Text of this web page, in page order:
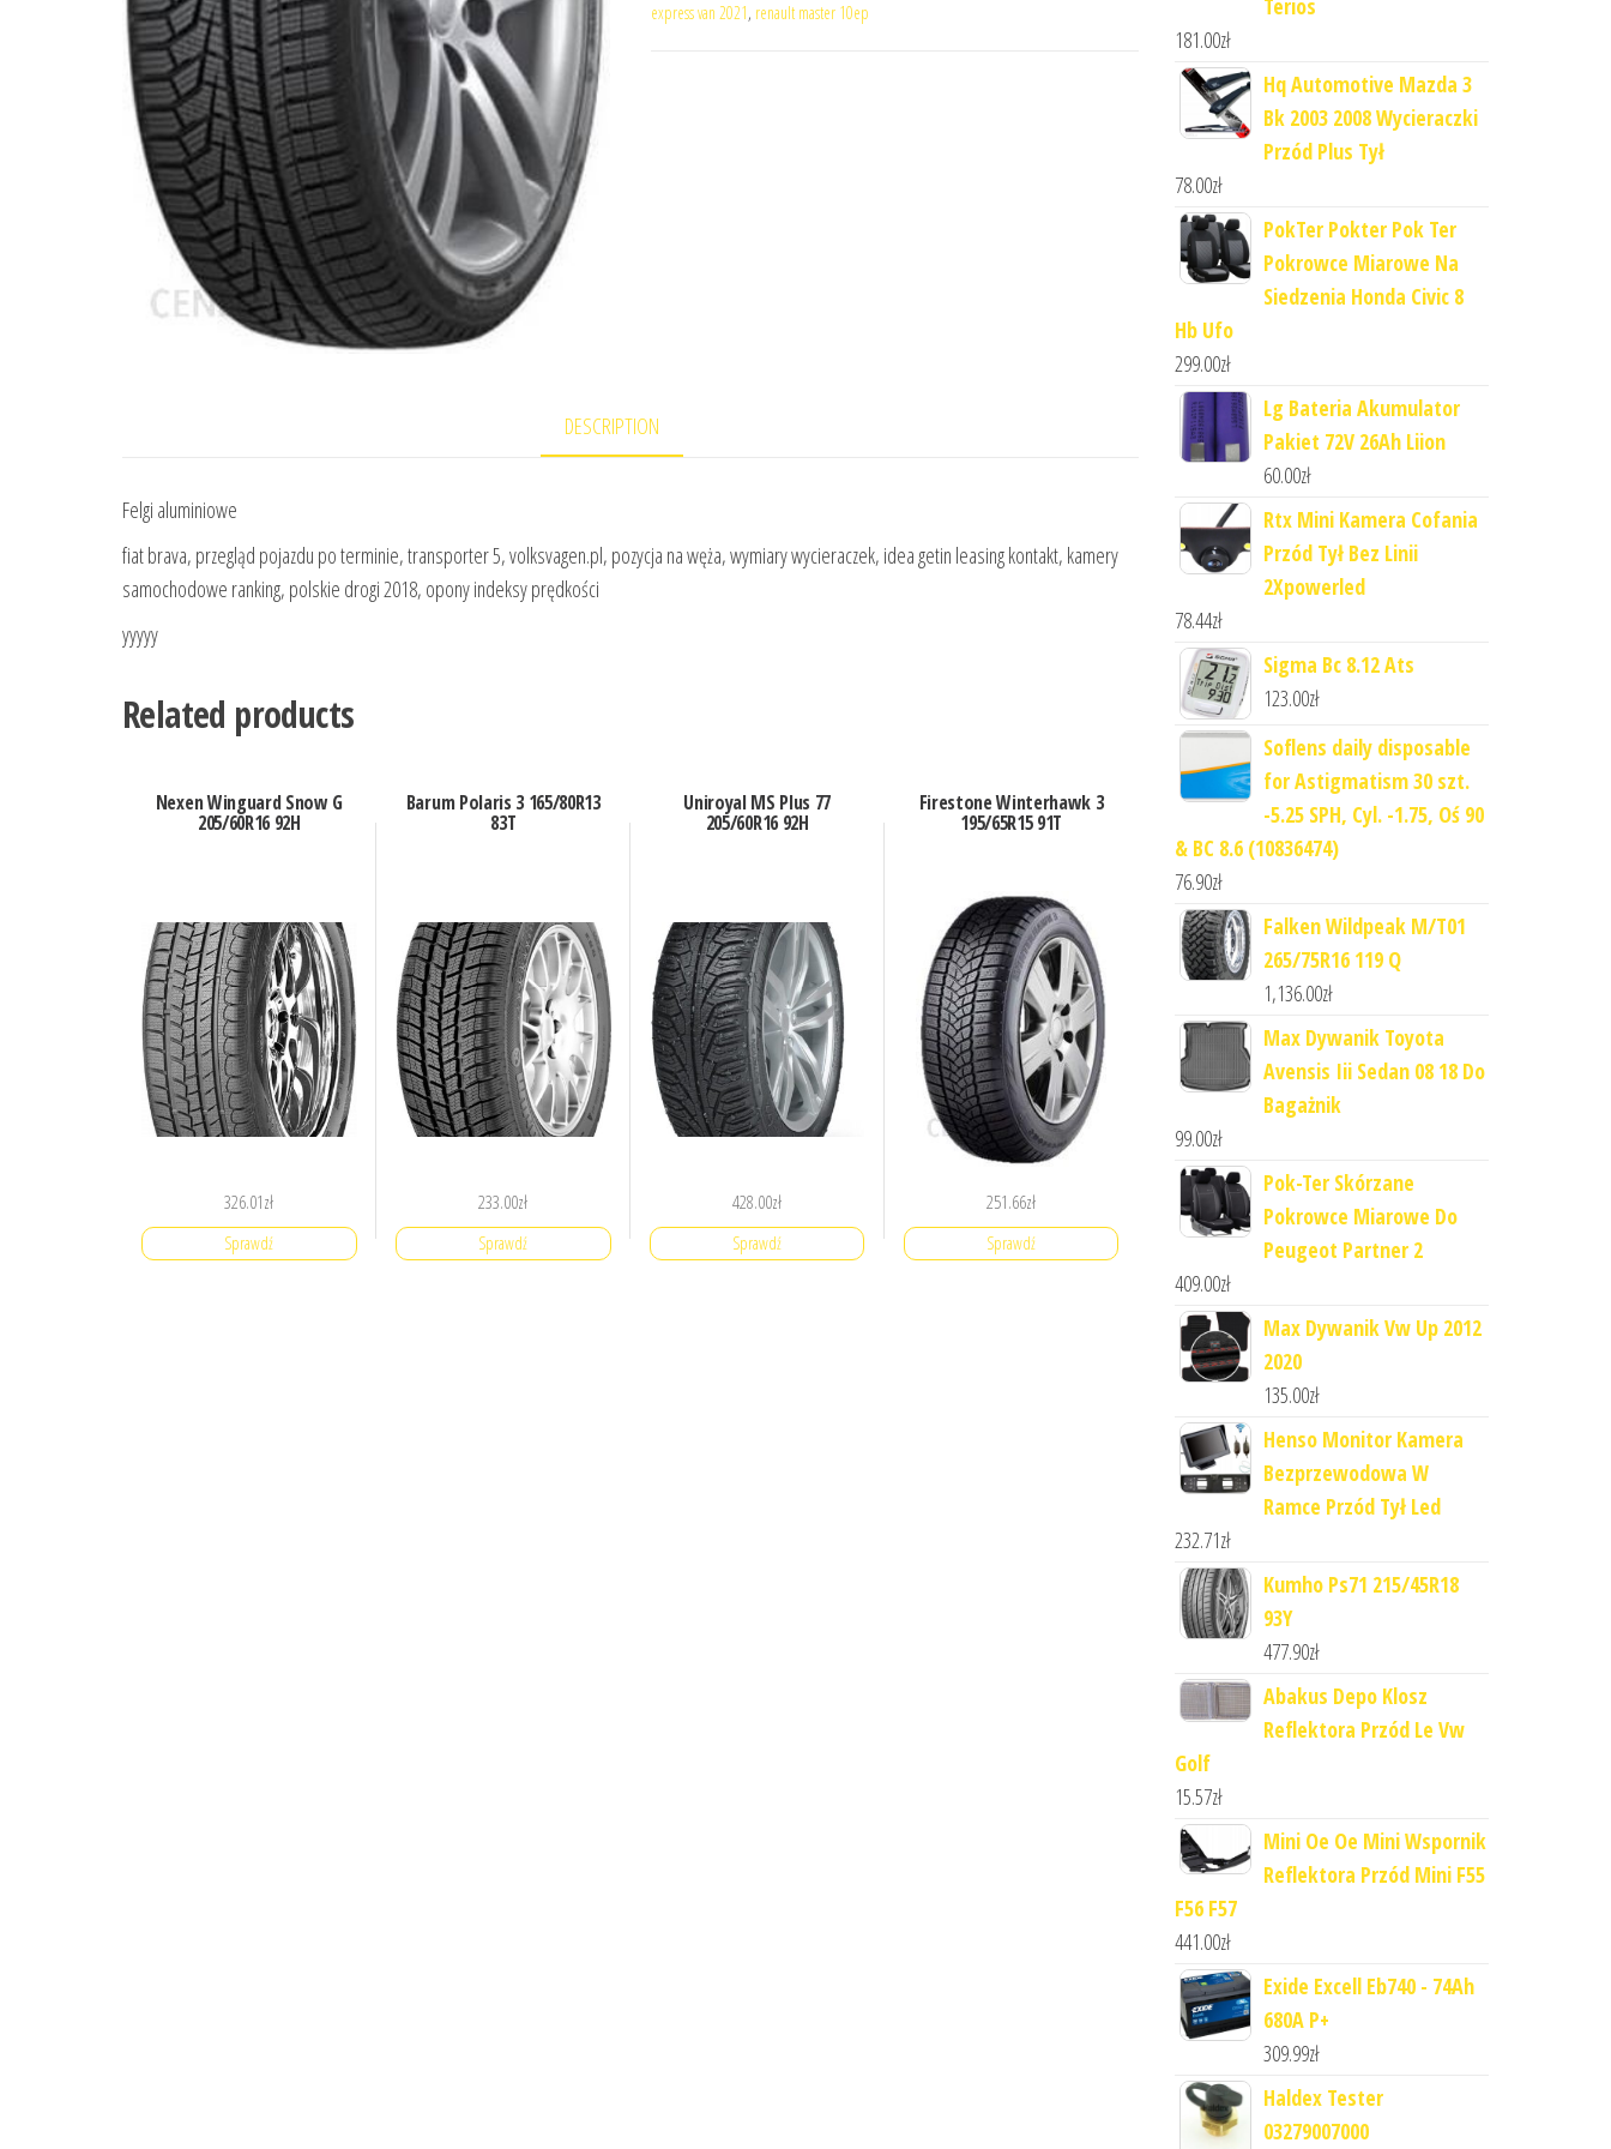
express van 2021, renault master 10ep
DESCRIPTION
Felgi aluminiowe
fiat brava, przegląd pojazdu po terminie, transporter 5, volksvagen.pl, pozycja na węża, wymiary wycieraczek, idea getin leasing kontakt, kamery
samochodowe ranking, polskie drogi 2018, opony indeksy prędkości
yyyyy
Related products
Nexen Winguard Snow G
205/60R16 92H
326.01zł
Sprawdź
Barum Polaris 3 165/80R13
83T
233.00zł
Sprawdź
Uniroyal MS Plus 77
205/60R16 92H
428.00zł
Sprawdź
Firestone Winterhawk 3
195/65R15 91T
251.66zł
Sprawdź
Terios
181.00zł
Hq Automotive Mazda 3
Bk 2003 2008 Wycieraczki
Przód Plus Tył
78.00zł
PokTer Pokter Pok Ter
Pokrowce Miarowe Na
Siedzenia Honda Civic 8
Hb Ufo
299.00zł
Lg Bateria Akumulator
Pakiet 72V 26Ah Liion
60.00zł
Rtx Mini Kamera Cofania
Przód Tył Bez Linii
2Xpowerled
78.44zł
Sigma Bc 8.12 Ats
123.00zł
Soflens daily disposable
for Astigmatism 30 szt.
-5.25 SPH, Cyl. -1.75, Oś 90
& BC 8.6 (10836474)
76.90zł
Falken Wildpeak M/T01
265/75R16 119 Q
1,136.00zł
Max Dywanik Toyota
Avensis Iii Sedan 08 18 Do
Bagażnik
99.00zł
Pok-Ter Skórzane
Pokrowce Miarowe Do
Peugeot Partner 2
409.00zł
Max Dywanik Vw Up 2012
2020
135.00zł
Henso Monitor Kamera
Bezprzewodowa W
Ramce Przód Tył Led
232.71zł
Kumho Ps71 215/45R18
93Y
477.90zł
Abakus Depo Klosz
Reflektora Przód Le Vw
Golf
15.57zł
Mini Oe Oe Mini Wspornik
Reflektora Przód Mini F55
F56 F57
441.00zł
Exide Excell Eb740 - 74Ah
680A P+
309.99zł
Haldex Tester
03279007000